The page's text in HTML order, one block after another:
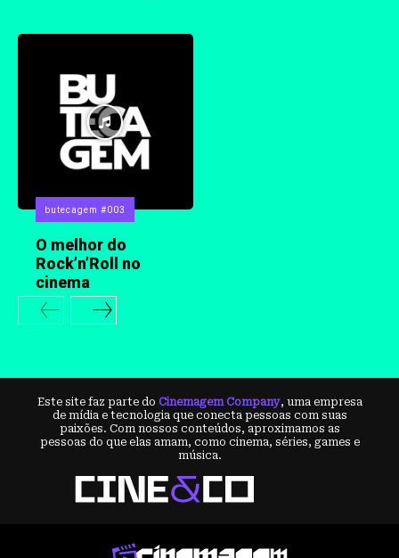
butecagem #003
O melhor do
Rock’n’Roll no
cinema
Este site faz parte do Cinemagem Company, uma empresa
de mídia e tecnologia que conecta pessoas com suas
paixões. Com nossos conteúdos, aproximamos as
pessoas do que elas amam, como cinema, séries, games e
música.